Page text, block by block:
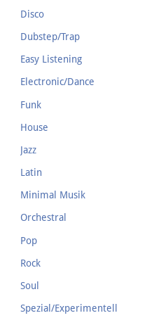
Disco
Dubstep/Trap
Easy Listening
Electronic/Dance
Funk
House
Jazz
Latin
Minimal Musik
Orchestral
Pop
Rock
Soul
Spezial/Experimentell